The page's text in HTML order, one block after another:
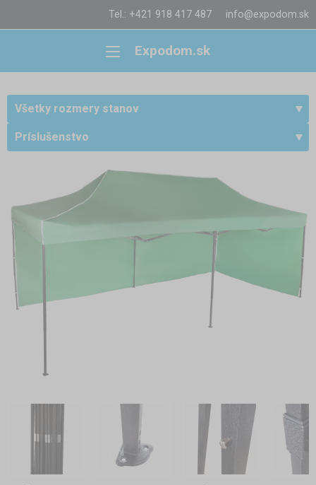
Tel.: +421 918 417 487 info@expodom.sk
Expodom.sk
Všetky rozmery stanov
Príslušenstvo